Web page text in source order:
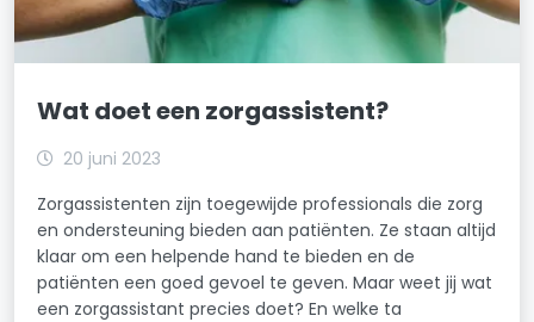
Wat doet een zorgassistent?
20 juni 2023
Zorgassistenten zijn toegewijde professionals die zorg
en ondersteuning bieden aan patiënten. Ze staan altijd
klaar om een helpende hand te bieden en de
patiënten een goed gevoel te geven. Maar weet jij wat
een zorgassistant precies doet? En welke ta